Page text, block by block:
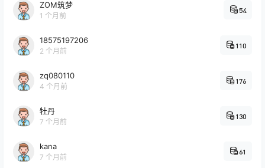
ZOM筑梦
1 个月前
54
18575197206
2 个月前
110
zq080110
4 个月前
176
牡丹
7 个月前
130
kana
7 个月前
61